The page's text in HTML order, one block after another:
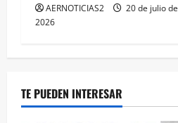
AERNOTICIAS2
20 de julio de
2026
TE PUEDEN INTERESAR